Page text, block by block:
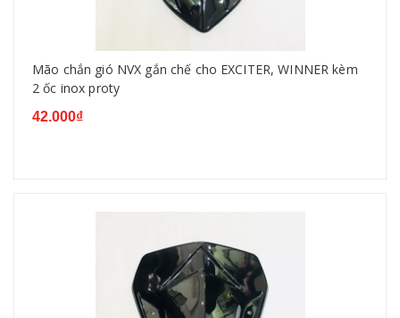
Mão chắn gió NVX gắn chế cho EXCITER, WINNER kèm
2 ốc inox proty
42.000₫